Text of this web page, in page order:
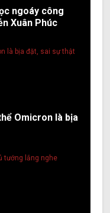
ngoáy công
Xuân Phúc
Omicron là bịa